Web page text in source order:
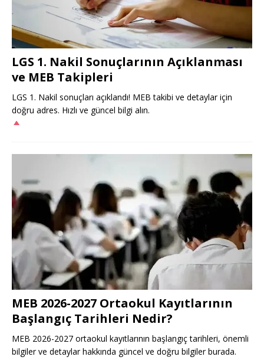
LGS 1. Nakil Sonuçlarının Açıklanması
ve MEB Takipleri
LGS 1. Nakil sonuçları açıklandı! MEB takibi ve detaylar için
doğru adres. Hızlı ve güncel bilgi alın.
MEB 2026-2027 Ortaokul Kayıtlarının
Başlangıç Tarihleri Nedir?
MEB 2026-2027 ortaokul kayıtlarının başlangıç tarihleri, önemli
bilgiler ve detaylar hakkında güncel ve doğru bilgiler burada.